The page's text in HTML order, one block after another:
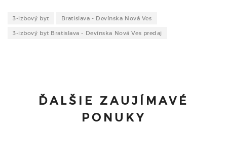
3-izbový byt Bratislava - Devínska Nová Ves
3-izbový byt Bratislava - Devínska Nová Ves predaj
ĎALŠIE ZAUJÍMAVÉ
PONUKY